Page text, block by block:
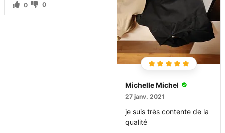
0 0
Michelle Michel
27 janv. 2021
je suis très contente de la
qualité